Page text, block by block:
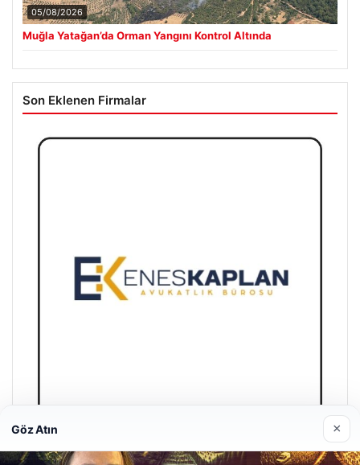
05/08/2026
Muğla Yatağan’da Orman Yangını Kontrol Altında
Son Eklenen Firmalar
Enes Kaplan Avukatlık Bürosu
Göz Atın ×